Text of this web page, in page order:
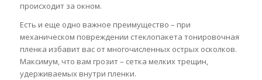
происходит за окном.
Есть и еще одно важное преимущество – при
механическом повреждении стеклопакета тонировочная
пленка избавит вас от многочисленных острых осколков.
Максимум, что вам грозит – сетка мелких трещин,
удерживаемых внутри пленки.